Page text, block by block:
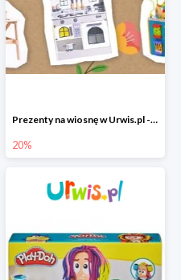
Prezenty na wiosnę w Urwis.pl - zabawki Malowany Las -20%
20%